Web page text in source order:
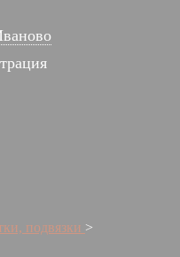
подвязки >